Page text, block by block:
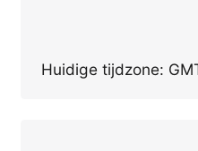
Huidige tijdzone: